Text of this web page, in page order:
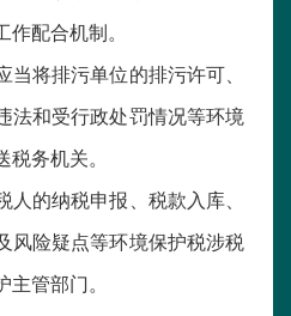
配合机制。
当将排污单位的排污许可、
法和受行政处罚情况等环境
务机关。
人的纳税申报、税款入库、
风险疑点等环境保护税涉税
管部门。